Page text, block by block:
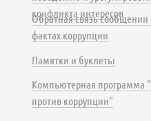
конфликта интересов
Обратная связь сообщении
фактах коррупции
Памятки и буклеты
Компьютерная
против коррупции"